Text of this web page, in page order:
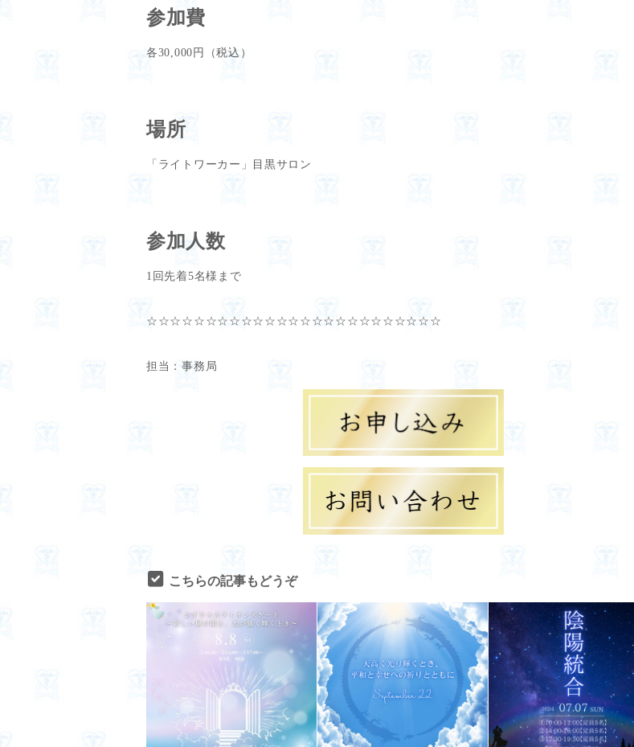
参加費
各30,000円（税込）
場所
「ライトワーカー」目黒サロン
参加人数
1回先着5名様まで
☆☆☆☆☆☆☆☆☆☆☆☆☆☆☆☆☆☆☆☆☆☆☆☆☆
担当：事務局
こちらの記事もどうぞ